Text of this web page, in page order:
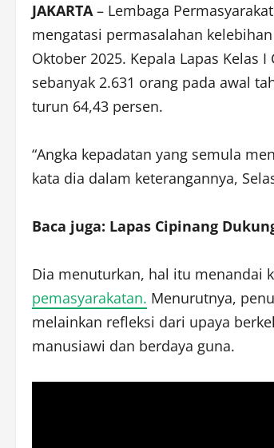
JAKARTA– Lembaga
mengatasi permasalahan
Oktober 2025. Kepala Lapas Kelas
sebanyak 2.631 orang pada awal
turun 64,43 persen.
“Angka kepadatan yang semula
kata dia dalam keterangannya,
Baca juga: Lapas Cipinang
Dia menuturkan, hal itu menandai
pemasyarakatan. Menurutnya,
melainkan refleksi dari upaya
manusiawi dan berdaya guna.